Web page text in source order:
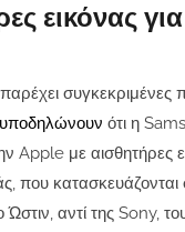
εικόνας
συγκεκριμένες
ότι η
Apple με αισθητήρες
που κατασκευάζονται
Ώστιν, αντί της Sony,